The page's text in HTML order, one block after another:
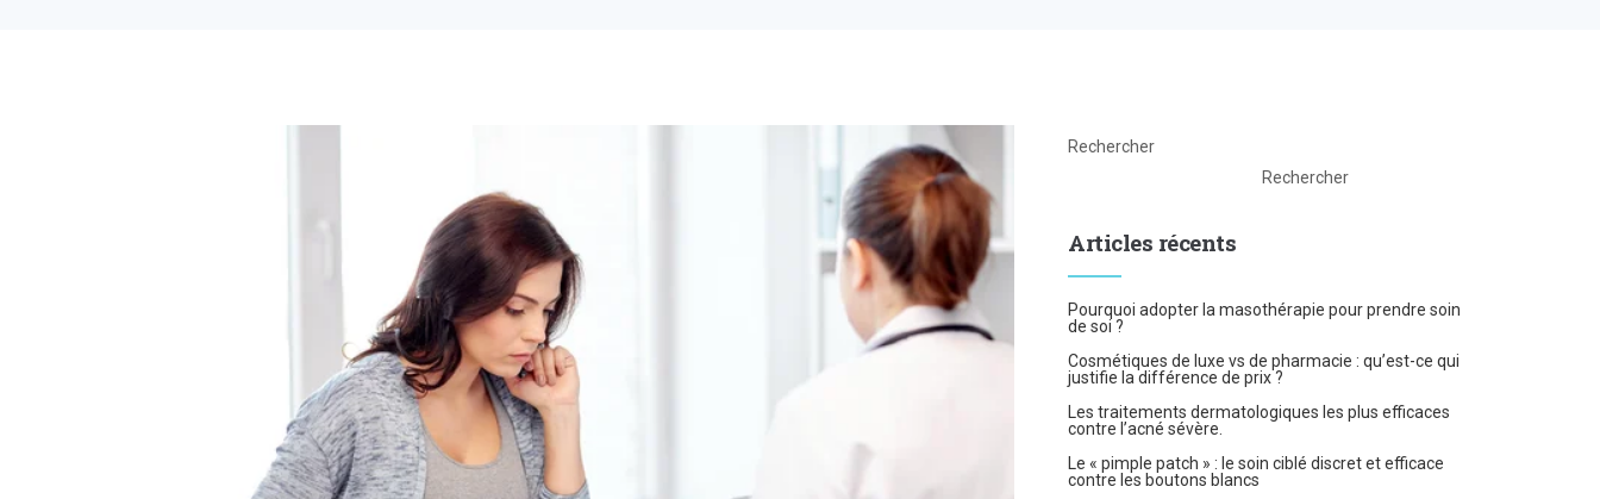
Rechercher
Rechercher
Articles récents
Pourquoi adopter la masothérapie pour prendre soin
de soi ?
Cosmétiques de luxe vs de pharmacie : qu’est-ce qui
justifie la différence de prix ?
Les traitements dermatologiques les plus efficaces
contre l’acné sévère.
Le « pimple patch » : le soin ciblé discret et efficace
contre les boutons blancs